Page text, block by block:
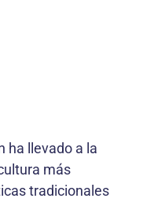
ha llevado a la
más
tradicionales